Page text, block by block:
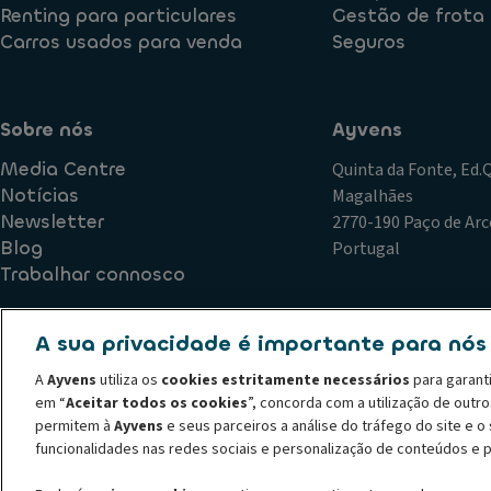
Renting para particulares
Carros usados para venda
Gestão de frota
Seguros
Sobre nós
Media Centre
Notícias
Newsletter
Blog
Trabalhar connosco
Ayvens
Quinta da Fonte,
Magalhães
2770-190 Paço de
Portugal
Política de Qualidade Plano de Prevenção de Riscos de
Declaração de privacidade
Termos de utilização Política
Código de conduta
Canal de denúncias Política de
© 2026 A ALD Automotive I LeasePlan revela o Grupo Ayvens, a sua
líder global em mobilidade sustentável, fornecendo serviços
A sua privacidade é importante para nós
AAyvens utiliza os cookies estritamente necessários para
em “Aceitar todos os cookies”, concorda com a utilização de
permitem à Ayvens e seus parceiros a análise do tráfego do site e
funcionalidades nas redes sociais e personalização de conteúdos